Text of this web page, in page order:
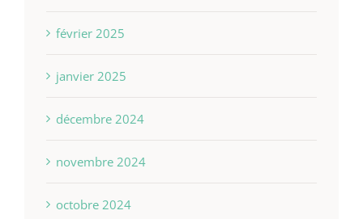
février 2025
janvier 2025
décembre 2024
novembre 2024
octobre 2024